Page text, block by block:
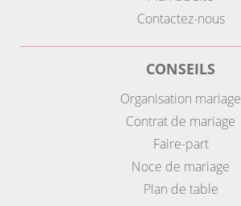
Contactez-nous
CONSEILS
Organisation mariage
Contrat de mariage
Faire-part
Noce de mariage
Plan de table